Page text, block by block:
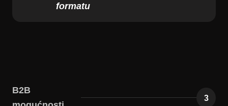
formatu
B2B
3